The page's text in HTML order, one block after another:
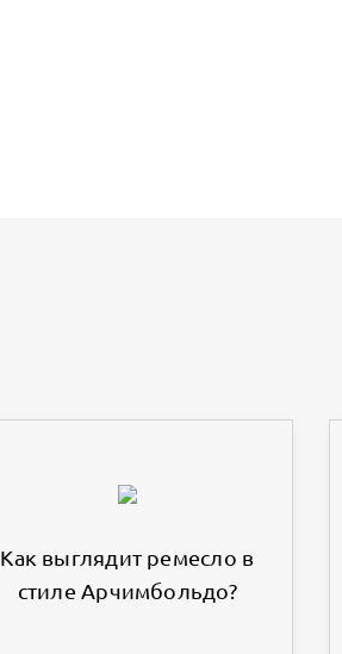
Как выглядит ремесло в
стиле Арчимбольдо?